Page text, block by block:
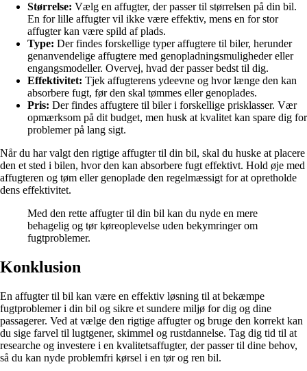
Størrelse: Vælg en affugter, der passer til størrelsen på din bil.
En for lille affugter vil ikke være effektiv, mens en for stor
affugter kan være spild af plads.
Type: Der findes forskellige typer affugtere til biler, herunder
genanvendelige affugtere med genopladningsmuligheder eller
engangsmodeller. Overvej, hvad der passer bedst til dig.
Effektivitet: Tjek affugterens ydeevne og hvor længe den kan
absorbere fugt, før den skal tømmes eller genoplades.
Pris: Der findes affugtere til biler i forskellige prisklasser. Vær
opmærksom på dit budget, men husk at kvalitet kan spare dig for
problemer på lang sigt.
Når du har valgt den rigtige affugter til din bil, skal du huske at placere
den et sted i bilen, hvor den kan absorbere fugt effektivt. Hold øje med
affugteren og tøm eller genoplade den regelmæssigt for at opretholde
dens effektivitet.
Med den rette affugter til din bil kan du nyde en mere
behagelig og tør køreoplevelse uden bekymringer om
fugtproblemer.
Konklusion
En affugter til bil kan være en effektiv løsning til at bekæmpe
fugtproblemer i din bil og sikre et sundere miljø for dig og dine
passagerer. Ved at vælge den rigtige affugter og bruge den korrekt kan
du sige farvel til lugtgener, skimmel og rustdannelse. Tag dig tid til at
researche og investere i en kvalitetsaffugter, der passer til dine behov,
så du kan nyde problemfri kørsel i en tør og ren bil.